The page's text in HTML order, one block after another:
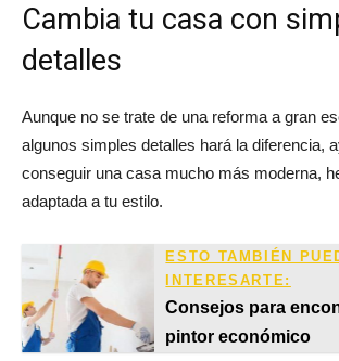
Cambia tu casa con
detalles
Aunque no se trate de una reforma a gran
algunos simples detalles hará la diferencia,
conseguir una casa mucho más moderna,
adaptada a tu estilo.
ESTO TAMBIÉN
INTERESARTE:
Consejos para
pintor económico